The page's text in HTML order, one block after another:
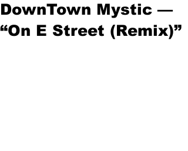
DownTown Mystic —
“On E Street (Remix)”